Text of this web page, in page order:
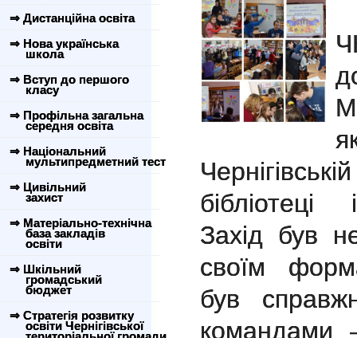
⇒ Дистанційна освіта
⇒ Нова українська
школа
⇒ Вступ до першого
класу
⇒ Профільна загальна
середня освіта
⇒ Національний
мультипредметний тест
⇒ Цивільний
захист
⇒ Матеріально-технічна
база закладів
освіти
⇒ Шкільний
громадський
бюджет
⇒ Стратегія розвитку
освіти Чернігівської
Захід був
своїм
був